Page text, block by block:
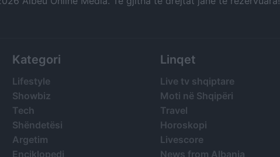
Kategori
Lifestyle
Showbiz
Tech
Shëndetësi
Argetim
Enciklopedi
Linqet
Live tv shqiptare
Moti në Shqipëri
Travel
Horoskopi
Livescore
News from Albania